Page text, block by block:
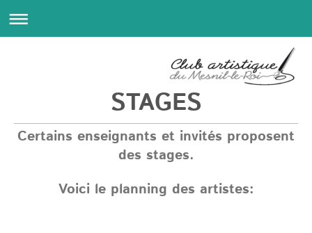
STAGES
Certains enseignants et invités proposent
des stages.
Voici le planning des artistes: